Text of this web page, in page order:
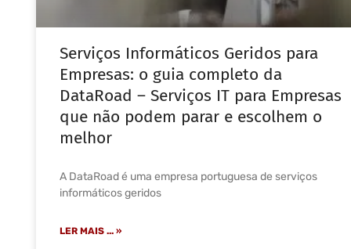
Serviços Informáticos Geridos para
Empresas: o guia completo da
DataRoad – Serviços IT para Empresas
que não podem parar e escolhem o
melhor
A DataRoad é uma empresa portuguesa de serviços
informáticos geridos
LER MAIS ... »